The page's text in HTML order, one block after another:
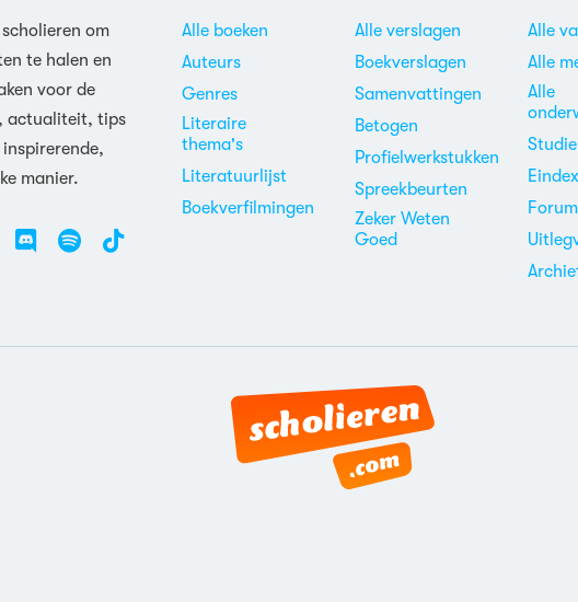
om
te halen en
voor de
actualiteit, tips
manier.
Alle boeken
Auteurs
Genres
Literaire
thema's
Literatuurlijst
Boekverfilmingen
Alle verslagen
Boekverslagen
Samenvattingen
Betogen
Profielwerkstukken
Spreekbeurten
Zeker Weten
Goed
Alle
Alle
Alle
Forum